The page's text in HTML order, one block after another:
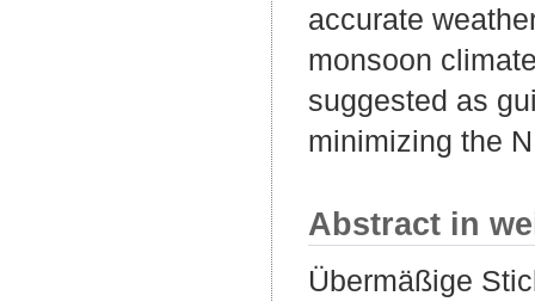
accurate
monsoon
suggested as
minimizing the
Abstract in
Übermäßige